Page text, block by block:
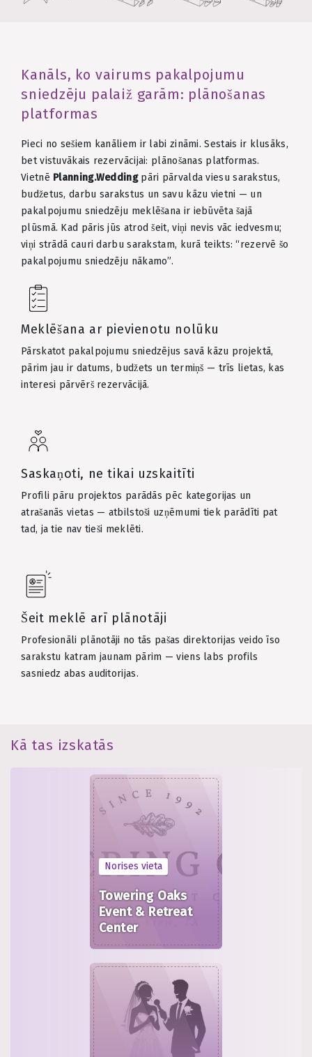
Kanāls, ko vairums pakalpojumu
sniedzēju palaiž garām: plānošanas
platformas
Pieci no sešiem kanāliem ir labi zināmi. Sestais ir klusāks,
bet vistuvākais rezervācijai: plānošanas platformas.
Vietnē Planning.Weddingpāri pārvalda viesu sarakstus,
budžetus, darbu sarakstus un savu kāzu vietni — un
pakalpojumu sniedzēju meklēšana ir iebūvēta šajā
plūsmā. Kad pāris jūs atrod šeit, viņi nevis vāc iedvesmu;
viņi strādā cauri darbu sarakstam, kurā teikts: “rezervē šo
pakalpojumu sniedzēju nākamo”.
Meklēšana ar pievienotu nolūku
Pārskatot pakalpojumu sniedzējus savā kāzu projektā,
pārim jau ir datums, budžets un termiņš — trīs lietas, kas
interesi pārvērš rezervācijā.
Saskaņoti, ne tikai uzskaitīti
Profili pāru projektos parādās pēc kategorijas un
atrašanās vietas — atbilstoši uzņēmumi tiek parādīti pat
tad, ja tie nav tieši meklēti.
Šeit meklē arī plānotāji
Profesionāli plānotāji no tās pašas direktorijas veido īso
sarakstu katram jaunam pārim — viens labs profils
sasniedz abas auditorijas.
Kā tas izskatās
Norises vieta
Towering Oaks
Event & Retreat
Center